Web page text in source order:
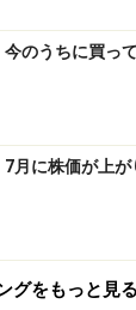
れば13週、26
カ月、60カ
ャートの場
は26週移動平
ます。
は、0％を中
ます。0％よ
ナスであれば
今のうちに買っ
7月に株価が上
グをもっと見る